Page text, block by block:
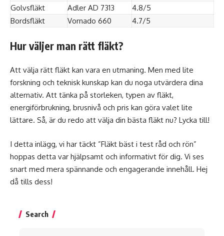
Golvsfläkt
Adler AD 7313
4.8/5
Bordsfläkt
Vornado 660 4.7/5
Hur väljer man rätt fläkt?
Att välja rätt fläkt kan vara en utmaning. Men med lite
forskning och teknisk kunskap kan du noga utvärdera dina
alternativ. Att tänka på storleken, typen av fläkt,
energiförbrukning, brusnivå och pris kan göra valet lite
lättare. Så, är du redo att välja din bästa fläkt nu? Lycka till!
I detta inlägg, vi har täckt ”Fläkt bäst i test råd och rön”
hoppas detta var hjälpsamt och informativt för dig. Vi ses
snart med mera spännande och engagerande innehåll. Hej
då tills dess!
Search